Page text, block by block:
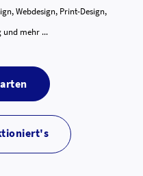
Webdesign, Print-Design,
und mehr ...